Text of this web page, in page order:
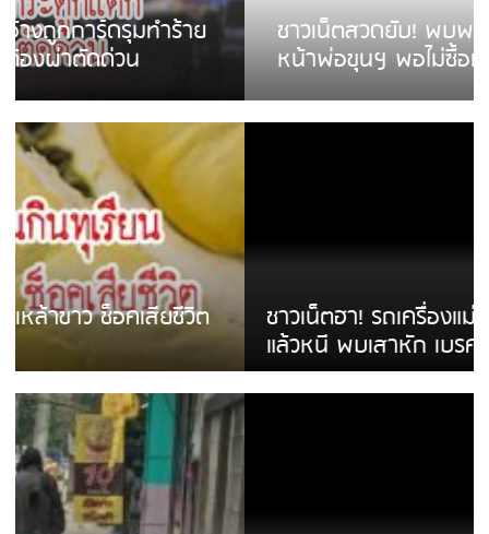
ชาวเน็ตสวดยับ! พบพม่าเร่ขายพวงมาลัย
หน้าพ่อขุนฯ พอไม่ซื้อเดินตาม
ชาวเน็ตฮา! รถเครื่องแม่สายชนป้ายร้านโลงศพ
แล้วหนี พบเสาหัก เบรคหัก หวิดได้ใช้บริการ